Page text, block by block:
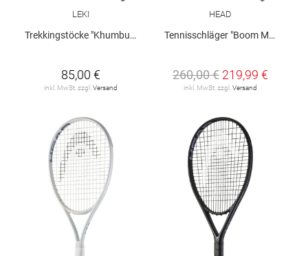
LEKI
Trekkingstöcke "Khumbu Lite"
85,00 €
inkl. MwSt. zzgl. Versand
HEAD
Tennisschläger "Boom MP"
260,00 € 219,99 €
inkl. MwSt. zzgl. Versand